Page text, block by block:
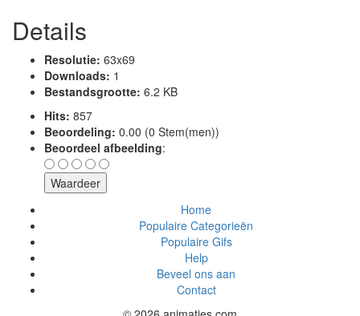
Details
Resolutie: 63x69
Downloads: 1
Bestandsgrootte: 6.2 KB
Hits: 857
Beoordeling: 0.00 (0 Stem(men))
Beoordeel afbeelding:
Home
Populaire Categorieën
Populaire Gifs
Help
Beveel ons aan
Contact